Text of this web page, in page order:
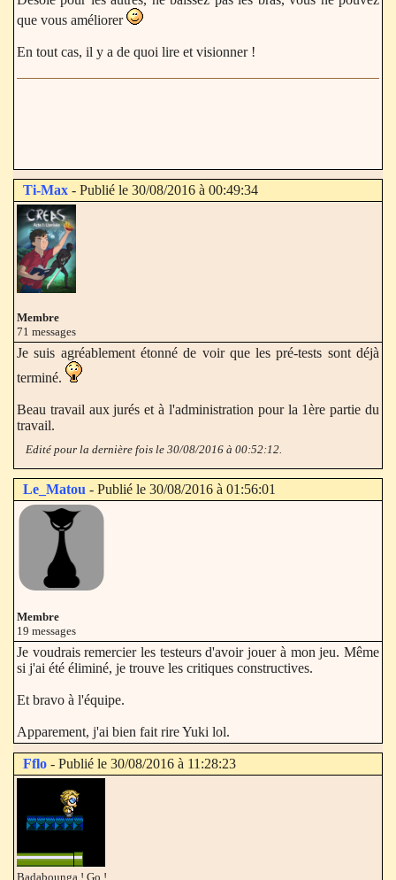
que vous améliorer
En tout cas, il y a de quoi lire et visionner !
Ti-Max - Publié le 30/08/2016 à 00:49:34
Membre
71 messages
Je suis agréablement étonné de voir que les pré-tests sont déjà
terminé.
Beau travail aux jurés et à l'administration pour la 1ère partie du
travail.
Edité pour la dernière fois le 30/08/2016 à 00:52:12.
Le_Matou - Publié le 30/08/2016 à 01:56:01
Membre
19 messages
Je voudrais remercier les testeurs d'avoir jouer à mon jeu. Même
si j'ai été éliminé, je trouve les critiques constructives.
Et bravo à l'équipe.
Apparement, j'ai bien fait rire Yuki lol.
Fflo - Publié le 30/08/2016 à 11:28:23
Badabounga ! Go !